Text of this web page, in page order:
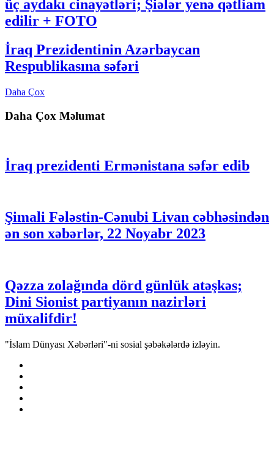
üç aydakı cinayətləri; Şiələr yenə qətliam
edilir + FOTO
İraq Prezidentinin Azərbaycan
Respublikasına səfəri
Daha Çox
Daha Çox Məlumat
İraq prezidenti Ermənistana səfər edib
Şimali Fələstin-Cənubi Livan cəbhəsindən
ən son xəbərlər, 22 Noyabr 2023
Qəzza zolağında dörd günlük atəşkəs;
Dini Sionist partiyanın nazirləri
müxalifdir!
"İslam Dünyası Xəbərləri"-ni sosial şəbəkələrdə izləyin.